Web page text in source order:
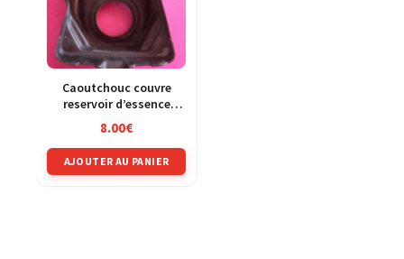
Caoutchouc couvre
reservoir d’essence
Honda 125 PCX
MLHJF28A
8.00€
AJOUTER AU PANIER